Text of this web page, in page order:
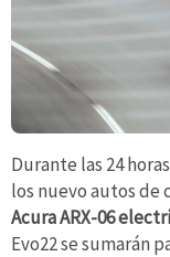
Durante las 24
los nuevo autos de
Acura ARX-06
Evo22 se sumarán